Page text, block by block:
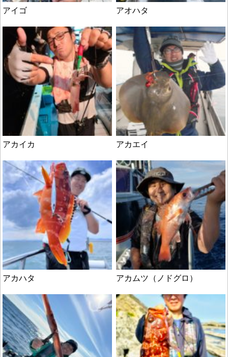
アイゴ アオハタ
アカイカ アカエイ
アカハタ アカムツ（ノドグロ）